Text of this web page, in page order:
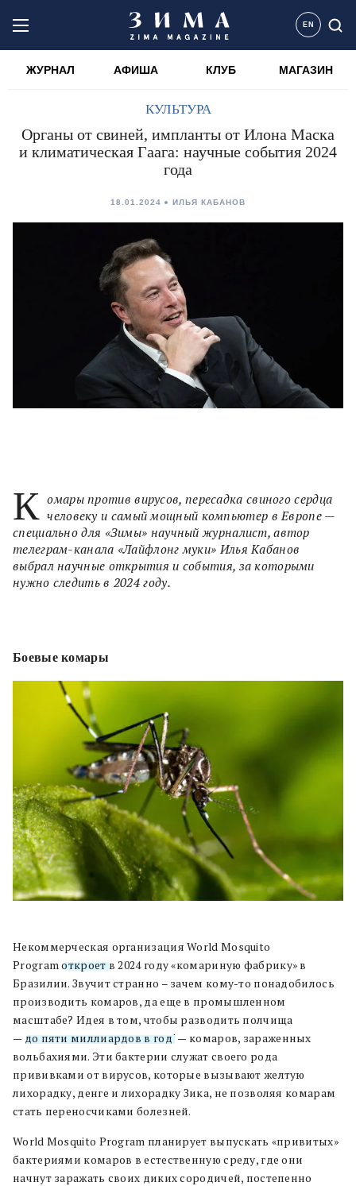
EN
ЖУРНАЛ АФИША КЛУБ МАГАЗИН
КУЛЬТУРА
Органы от свиней, импланты от Илона Маска
и климатическая Гаага: научные события 2024
года
18.01.2024 ИЛЬЯ КАБАНОВ
К омары против вирусов, пересадка свиного сердца
человеку и самый мощный компьютер в Европе —
специально для «Зимы» научный журналист, автор
телеграм-канала «Лайфлонг муки» Илья Кабанов
выбрал научные открытия и события, за которыми
нужно следить в 2024 году.
Боевые комары
Некоммерческая организация World Mosquito
Programоткроетв 2024 году «комариную фабрику» в
Бразилии. Звучит странно – зачем кому-то понадобилось
производить комаров, да еще в промышленном
масштабе? Идея в том, чтобы разводить полчища
— до пяти миллиардов в год! — комаров, зараженных
вольбахиями. Эти бактерии служат своего рода
прививками от вирусов, которые вызывают желтую
лихорадку, денге и лихорадку Зика, не позволяя комарам
стать переносчиками болезней.
World Mosquito Program планирует выпускать «привитых»
бактериями комаров в естественную среду, где они
начнут заражать своих диких сородичей, постепенно